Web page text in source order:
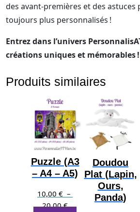
des avant-premières et des astuces
toujours plus personnalisés !
Entrez dans l’univers
créations uniques et mémorables !
Produits similaires
Puzzle (A3
– A4 – A5)
10,00 € –
20,00€Plage
Doudou
Plat (Lapin,
Ours,
Panda)